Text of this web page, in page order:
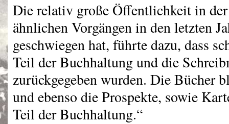
Die relativ große Öffentlichkeit in der
ähnlichen Vorgängen in den letzten
geschwiegen hat, führte dazu, dass
Teil der Buchhaltung und die
zurückgegeben wurden. Die Bücher
und ebenso die Prospekte, sowie
Teil der Buchhaltung.“